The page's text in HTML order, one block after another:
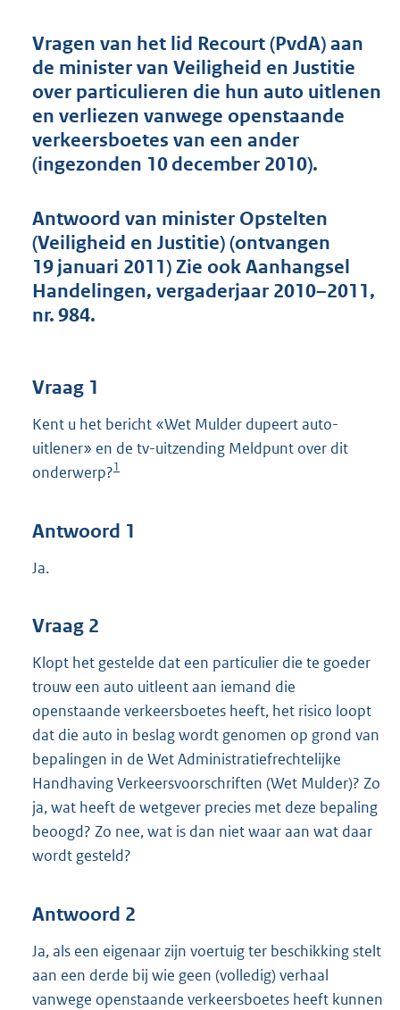
d
s
g
r
o
o
t
:
5
0
b
Vragen van het lid Recourt (PvdA) aan
de minister van Veiligheid en Justitie
over particulieren die hun auto uitlenen
en verliezen vanwege openstaande
verkeersboetes van een ander
(ingezonden 10 december 2010).
Antwoord van minister Opstelten
(Veiligheid en Justitie) (ontvangen
19 januari 2011) Zie ook Aanhangsel
Handelingen, vergaderjaar 2010–2011,
nr. 984.
Vraag 1
Kent u het bericht «Wet Mulder dupeert auto-
uitlener» en de tv-uitzending Meldpunt over dit
onderwerp?1
Antwoord 1
Ja.
Vraag 2
Klopt het gestelde dat een particulier die te goeder
trouw een auto uitleent aan iemand die
openstaande verkeersboetes heeft, het risico loopt
dat die auto in beslag wordt genomen op grond van
bepalingen in de Wet Administratiefrechtelijke
Handhaving Verkeersvoorschriften (Wet Mulder)? Zo
ja, wat heeft de wetgever precies met deze bepaling
beoogd? Zo nee, wat is dan niet waar aan wat daar
wordt gesteld?
Antwoord 2
Ja, als een eigenaar zijn voertuig ter beschikking stelt
aan een derde bij wie geen (volledig) verhaal
vanwege openstaande verkeersboetes heeft kunnen